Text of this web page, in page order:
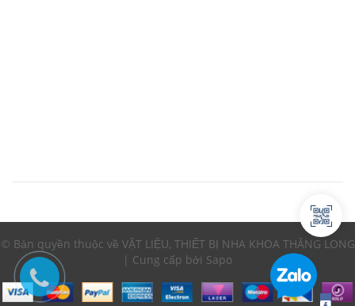
© Bản quyền thuộc về VẬT LIỆU, THIẾT BỊ NHA KHOA THĂNG LONG
| Cung cấp bởi Sapo